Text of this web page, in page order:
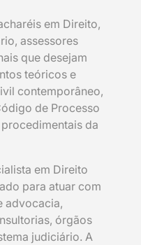
em Direito,
assessores
que desejam
teóricos e
contemporâneo,
de Processo
da
em Direito
para atuar com
advocacia,
órgãos
judiciário. A